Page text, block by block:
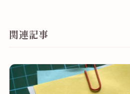
関連記事